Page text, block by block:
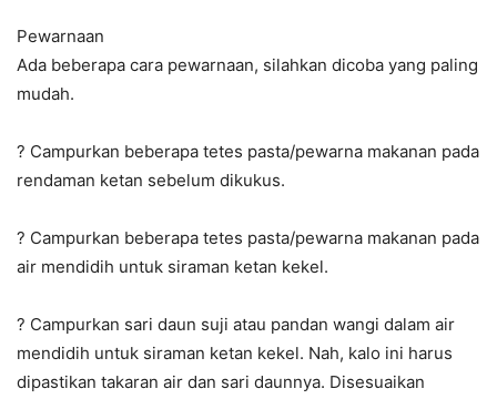
Pewarnaan
Ada beberapa cara pewarnaan, silahkan dicoba yang paling
mudah.
? Campurkan beberapa tetes pasta/pewarna makanan pada
rendaman ketan sebelum dikukus.
? Campurkan beberapa tetes pasta/pewarna makanan pada
air mendidih untuk siraman ketan kekel.
? Campurkan sari daun suji atau pandan wangi dalam air
mendidih untuk siraman ketan kekel. Nah, kalo ini harus
dipastikan takaran air dan sari daunnya. Disesuaikan